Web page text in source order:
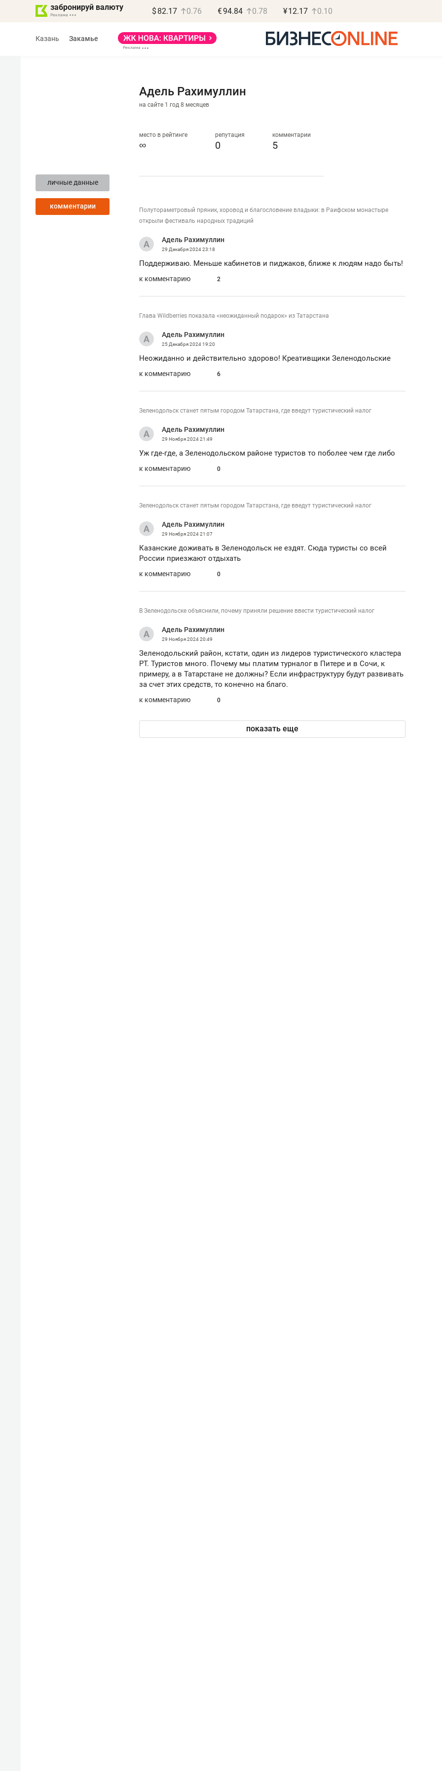
забронируй валюту $ 82.17 0.76 €94.84 0.78 ¥12.17 0.10
Казань Закамье
личные данные
комментарии
Адель Рахимуллин
на сайте 1 год 8 месяцев
место в рейтинге
∞
репутация
0
комментарии
5
Полутораметровый пряник, хоровод и благословение владыки: в Раифском монастыре
открыли фестиваль народных традиций
Адель Рахимуллин
29 Декабря 202423:18
Поддерживаю. Меньше кабинетов и пиджаков, ближе к людям надо быть!
к комментарию 2
Глава Wildberries показала «неожиданный подарок» из Татарстана
Адель Рахимуллин
25 Декабря 202419:20
Неожиданно и действительно здорово! Креативщики Зеленодольские
к комментарию 6
Зеленодольск станет пятым городом Татарстана, где введут туристический налог
Адель Рахимуллин
29 Ноября 202421:49
Уж где-где, а Зеленодольском районе туристов то поболее чем где либо
к комментарию 0
Зеленодольск станет пятым городом Татарстана, где введут туристический налог
Адель Рахимуллин
29 Ноября 202421:07
Казанские доживать в Зеленодольск не ездят. Сюда туристы со всей
России приезжают отдыхать
к комментарию 0
В Зеленодольске объяснили, почему приняли решение ввести туристический налог
Адель Рахимуллин
29 Ноября 202420:49
Зеленодольский район, кстати, один из лидеров туристического кластера
РТ. Туристов много. Почему мы платим турналог в Питере и в Сочи, к
примеру, а в Татарстане не должны? Если инфраструктуру будут развивать
за счет этих средств, то конечно на благо.
к комментарию 0
показать еще
МАРТ
правил, бизнес может
потерять минимум
полгода»
Как бизнесу выйти на зарубежные
чем интересен Оман?
«Готовые решения»
не заработать вообще,
Владелец отделочной фирмы
Оставить шум за волной: как
строят тишину в казанском
Психотерапевт «Фороса»:
«Директорский невроз» –
когда человек не считает
свою сверхнагрузку
стрессом»
для меня это